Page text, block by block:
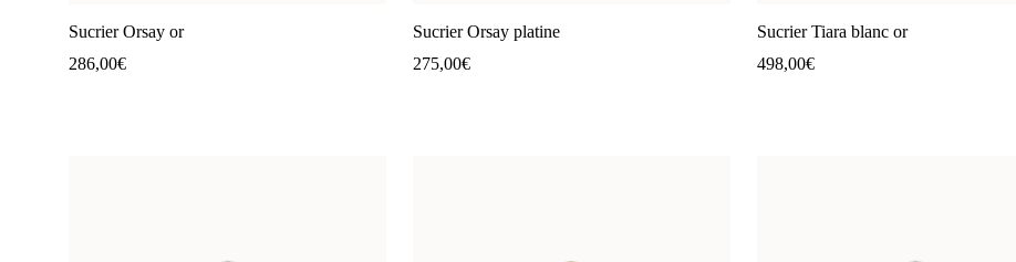
Sucrier Orsay or
286,00€
Sucrier Orsay platine
275,00€
Sucrier Tiara blanc or
498,00€